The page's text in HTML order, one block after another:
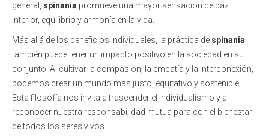
general, spinania promueve una mayor sensación de paz
interior, equilibrio y armonía en la vida.
Más allá de los beneficios individuales, la práctica de spinania
también puede tener un impacto positivo en la sociedad en su
conjunto. Al cultivar la compasión, la empatía y la interconexión,
podemos crear un mundo más justo, equitativo y sostenible.
Esta filosofía nos invita a trascender el individualismo y a
reconocer nuestra responsabilidad mutua para con el bienestar
de todos los seres vivos.